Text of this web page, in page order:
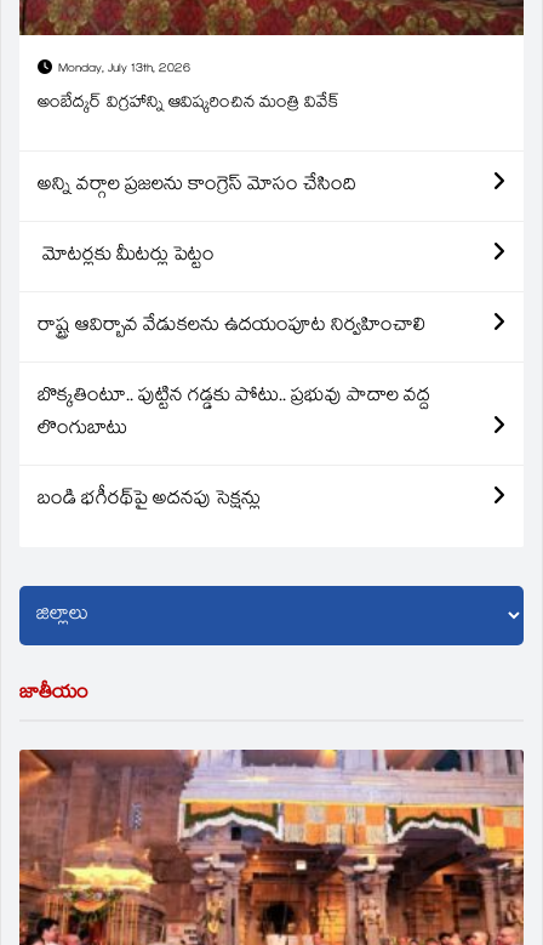
Monday, July 13th, 2026
అంబేద్కర్ విగ్రహాన్ని ఆవిష్కరించిన మంత్రి వివేక్
అన్ని వర్గాల ప్రజలను కాంగ్రెస్ మోసం చేసింది
మోటర్లకు మీటర్లు పెట్టం
రాష్ట్ర ఆవిర్బావ వేడుకలను ఉదయంపూట నిర్వహించాలి
బొక్కతింటూ.. పుట్టిన గడ్డకు పోటు.. ప్రభువు పాదాల వద్ద
లొంగుబాటు
బండి భగీరథ్‌పై అదనపు సెక్షన్లు
జాతీయం